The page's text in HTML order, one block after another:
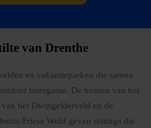
van Drenthe
en vakantieparken die samen
lasergame. De bossen van het
het Dwingelderveld en de
Friese Wold geven settings die